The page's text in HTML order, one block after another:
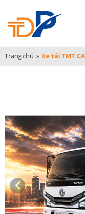
Trang chủ » Xe tải TMT